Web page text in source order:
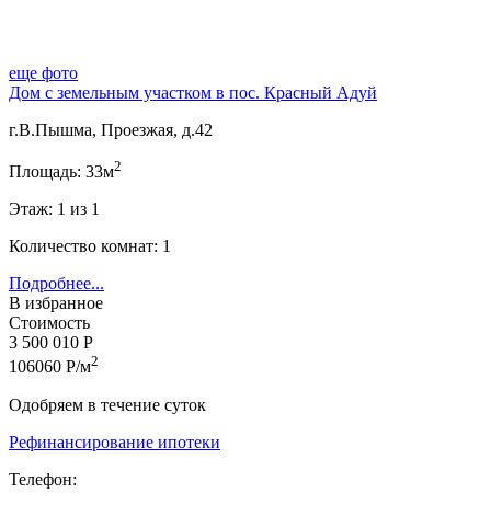
еще фото
Дом с земельным участком в пос. Красный Адуй
г.В.Пышма, Проезжая, д.42
Площадь: 33м2
Этаж: 1 из 1
Количество комнат: 1
Подробнее...
В избранное
Стоимость
3 500 010 Р
106060 Р/м2
Одобряем в течение суток
Рефинансирование ипотеки
Телефон: